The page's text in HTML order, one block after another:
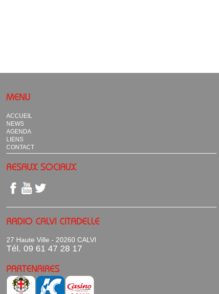
MENU
ACCUEIL
NEWS
AGENDA
LIENS
CONTACT
RESAUX SOCIAUX
RADIO CALVI CITADELLE
27 Haute Ville - 20260 CALVI
Tél. 09 61 47 28 17
PARTENAIRES